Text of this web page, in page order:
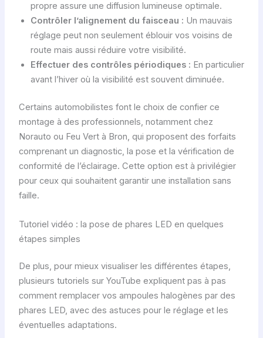
propre assure une diffusion lumineuse optimale.
Contrôler l’alignement du faisceau : Un mauvais
réglage peut non seulement éblouir vos voisins de
route mais aussi réduire votre visibilité.
Effectuer des contrôles périodiques : En particulier
avant l’hiver où la visibilité est souvent diminuée.
Certains automobilistes font le choix de confier ce
montage à des professionnels, notamment chez
Norauto ou Feu Vert à Bron, qui proposent des forfaits
comprenant un diagnostic, la pose et la vérification de
conformité de l’éclairage. Cette option est à privilégier
pour ceux qui souhaitent garantir une installation sans
faille.
Tutoriel vidéo : la pose de phares LED en quelques
étapes simples
De plus, pour mieux visualiser les différentes étapes,
plusieurs tutoriels sur YouTube expliquent pas à pas
comment remplacer vos ampoules halogènes par des
phares LED, avec des astuces pour le réglage et les
éventuelles adaptations.